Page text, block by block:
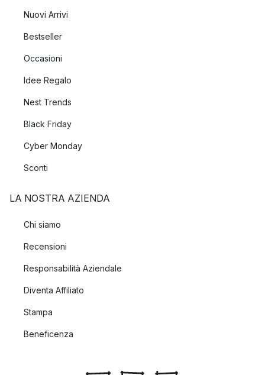
Nuovi Arrivi
Bestseller
Occasioni
Idee Regalo
Nest Trends
Black Friday
Cyber Monday
Sconti
LA NOSTRA AZIENDA
Chi siamo
Recensioni
Responsabilità Aziendale
Diventa Affiliato
Stampa
Beneficenza